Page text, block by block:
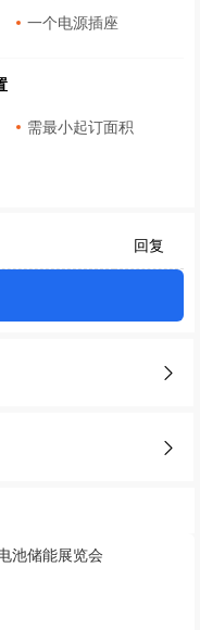
一个电源插座
需最小起订面积
回复
池储能展览会